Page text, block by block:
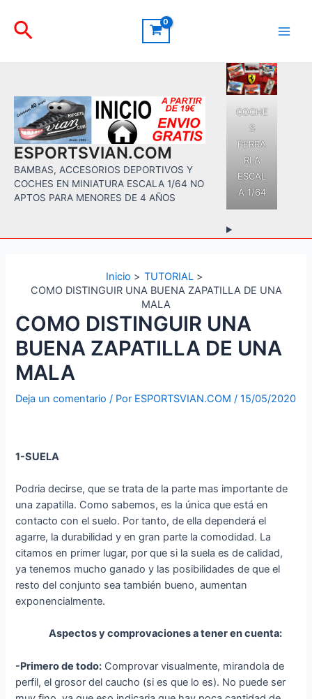
contenido
Buscar
ESPORTSVIAN.COM
BAMBAS, ACCESORIOS DEPORTIVOS Y
COCHES EN MINIATURA ESCALA 1/64 NO
APTOS PARA MENORES DE 4 AÑOS
COCHE
S
FERRA
RI A
ESCAL
A 1/64
Inicio
TUTORIAL
COMO DISTINGUIR UNA BUENA ZAPATILLA DE UNA
MALA
COMO DISTINGUIR UNA
BUENA ZAPATILLA DE UNA
MALA
Deja un comentario / Por ESPORTSVIAN.COM /15/05/2020
1-SUELA
Podria decirse, que se trata de la parte mas importante de
una zapatilla. Como sabemos, es la única que está en
contacto con el suelo. Por tanto, de ella dependerá el
agarre, la durabilidad y en gran parte la comodidad. La
citamos en primer lugar, por que si la suela es de calidad,
ya tenemos mucho ganado y las posibilidades de que el
resto del conjunto sea también bueno, aumentan
exponencialmente.
Aspectos y comprovaciones a tener en cuenta:
-Primero de todo: Comprovar visualmente, mirandola de
perfil, el grosor del caucho (si es que lo es). No puede ser